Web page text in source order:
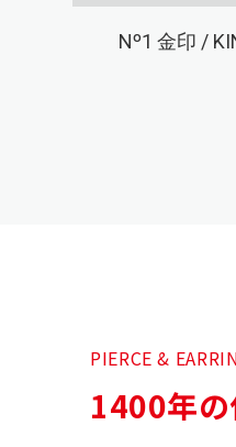
Nº1 金印 /
PIERCE &
1400年の